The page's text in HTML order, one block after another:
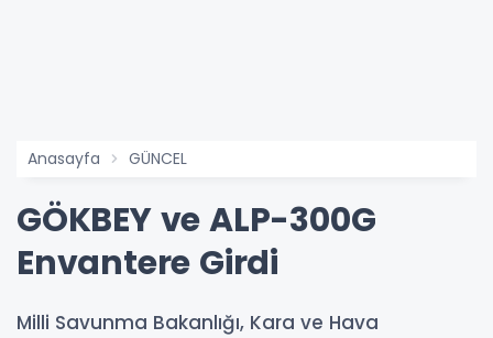
Anasayfa GÜNCEL
GÖKBEY ve ALP-300G
Envantere Girdi
Milli Savunma Bakanlığı, Kara ve Hava